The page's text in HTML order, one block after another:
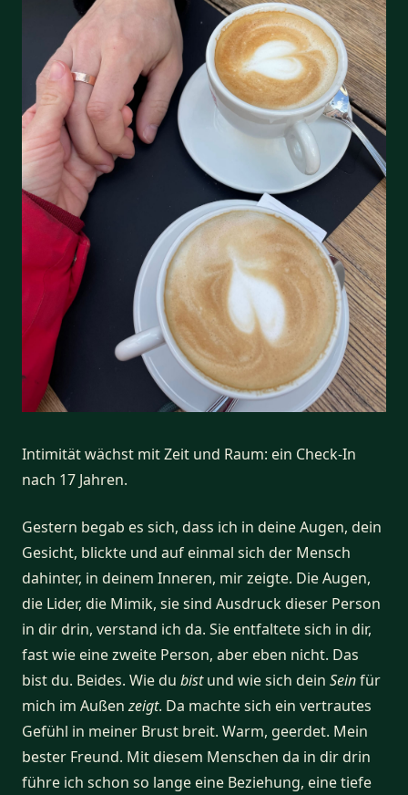
Intimität wächst mit Zeit und Raum: ein Check-In
nach 17 Jahren.
Gestern begab es sich, dass ich in deine Augen, dein
Gesicht, blickte und auf einmal sich der Mensch
dahinter, in deinem Inneren, mir zeigte. Die Augen,
die Lider, die Mimik, sie sind Ausdruck dieser Person
in dir drin, verstand ich da. Sie entfaltete sich in dir,
fast wie eine zweite Person, aber eben nicht. Das
bist du. Beides. Wie du bistund wie sich dein Seinfür
mich im Außenzeigt. Da machte sich ein vertrautes
Gefühl in meiner Brust breit. Warm, geerdet. Mein
bester Freund. Mit diesem Menschen da in dir drin
führe ich schon so lange eine Beziehung, eine tiefe